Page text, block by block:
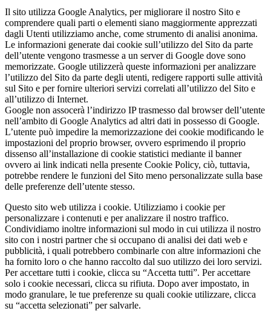
Il sito utilizza Google Analytics, per migliorare il nostro Sito e
comprendere quali parti o elementi siano maggiormente apprezzati
dagli Utenti utilizziamo anche, come strumento di analisi anonima.
Le informazioni generate dai cookie sull’utilizzo del Sito da parte
dell’utente vengono trasmesse a un server di Google dove sono
memorizzate. Google utilizzerà queste informazioni per analizzare
l’utilizzo del Sito da parte degli utenti, redigere rapporti sulle attività
sul Sito e per fornire ulteriori servizi correlati all’utilizzo del Sito e
all’utilizzo di Internet.
Google non assocerà l’indirizzo IP trasmesso dal browser dell’utente
nell’ambito di Google Analytics ad altri dati in possesso di Google.
L’utente può impedire la memorizzazione dei cookie modificando le
impostazioni del proprio browser, ovvero esprimendo il proprio
dissenso all’installazione di cookie statistici mediante il banner
ovvero ai link indicati nella presente Cookie Policy, ciò, tuttavia,
potrebbe rendere le funzioni del Sito meno personalizzate sulla base
delle preferenze dell’utente stesso.
Questo sito web utilizza i cookie. Utilizziamo i cookie per
personalizzare i contenuti e per analizzare il nostro traffico.
Condividiamo inoltre informazioni sul modo in cui utilizza il nostro
sito con i nostri partner che si occupano di analisi dei dati web e
pubblicità, i quali potrebbero combinarle con altre informazioni che
ha fornito loro o che hanno raccolto dal suo utilizzo dei loro servizi.
Per accettare tutti i cookie, clicca su “Accetta tutti”. Per accettare
solo i cookie necessari, clicca su rifiuta. Dopo aver impostato, in
modo granulare, le tue preferenze su quali cookie utilizzare, clicca
su “accetta selezionati” per salvarle.